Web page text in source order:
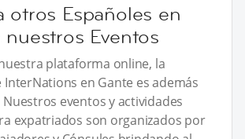
otros Españoles en
Eventos
plataforma online, la
en Gante es además
eventos y actividades
expatriados son organizados por